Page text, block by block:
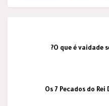
O que é vaidade
Os 7 Pecados do Rei